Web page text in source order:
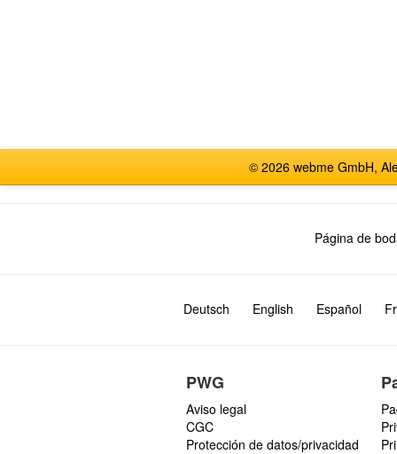
© 2026 webme GmbH,
Página de
Deutsch English Español
PWG
Aviso legal
CGC
Protección de datos/privacidad